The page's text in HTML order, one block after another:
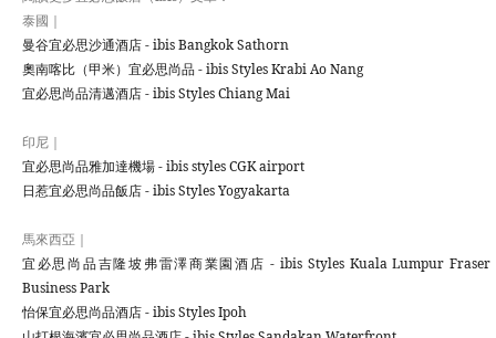
泰國｜
曼谷宜必思沙通酒店 - ibis Bangkok Sathorn
奧南喀比（甲米）宜必思尚品 - ibis Styles Krabi Ao Nang
宜必思尚品清邁酒店 - ibis Styles Chiang Mai
印尼｜
宜必思尚品雅加達機場 - ibis styles CGK airport
日惹宜必思尚品飯店 - ibis Styles Yogyakarta
馬來西亞｜
宜必思尚品吉隆坡弗雷澤商業園酒店 - ibis Styles Kuala Lumpur Fraser
Business Park
怡保宜必思尚品酒店 - ibis Styles Ipoh